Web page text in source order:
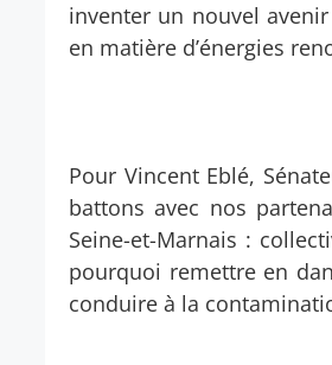
inventer un nouvel
en matière d’énergies
Pour Vincent Eblé,
battons avec nos
Seine-et-Marnais :
pourquoi remettre en
conduire à la